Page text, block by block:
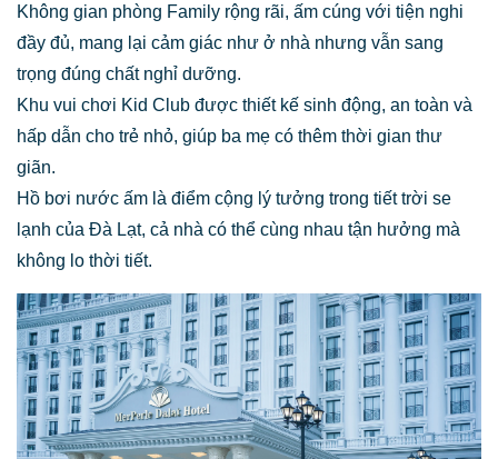
Không gian phòng Family rộng rãi, ấm cúng với tiện nghi
đầy đủ, mang lại cảm giác như ở nhà nhưng vẫn sang
trọng đúng chất nghỉ dưỡng.
Khu vui chơi Kid Club được thiết kế sinh động, an toàn và
hấp dẫn cho trẻ nhỏ, giúp ba mẹ có thêm thời gian thư
giãn.
Hồ bơi nước ấm là điểm cộng lý tưởng trong tiết trời se
lạnh của Đà Lạt, cả nhà có thể cùng nhau tận hưởng mà
không lo thời tiết.